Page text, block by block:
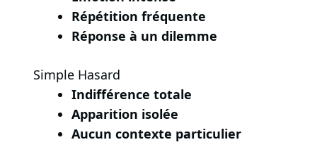
Répétition fréquente
Réponse à un dilemme
Simple Hasard
Indifférence totale
Apparition isolée
Aucun contexte particulier